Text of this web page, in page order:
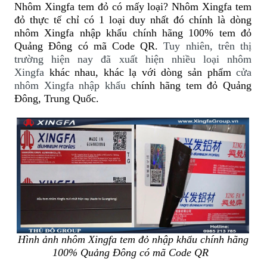
Nhôm Xingfa tem đỏ có mấy loại? Nhôm Xingfa tem
đỏ thực tế chỉ có 1 loại duy nhất đó chính là dòng
nhôm Xingfa nhập khẩu chính hãng 100% tem đỏ
Quảng Đông có mã Code QR.Tuy nhiên, trên thị
trường hiện nay đã xuất hiện nhiều loại nhôm
Xingfa khác nhau, khác lạ với dòng sản phẩmcửa
nhôm Xingfa nhập khẩuchính hãng tem đỏ Quảng
Đông, Trung Quốc.
Hình ảnh nhôm Xingfa tem đỏ nhập khẩu chính hãng
100% Quảng Đông có mã Code QR